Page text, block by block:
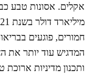
חמורים, פוגעים
המדגיש עוד יותר את
ותכנון מדיניות ארוכת